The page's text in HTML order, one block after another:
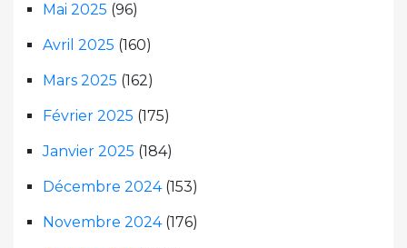
Mai 2025 (96)
Avril 2025 (160)
Mars 2025 (162)
Février 2025 (175)
Janvier 2025 (184)
Décembre 2024(153)
Novembre 2024(176)